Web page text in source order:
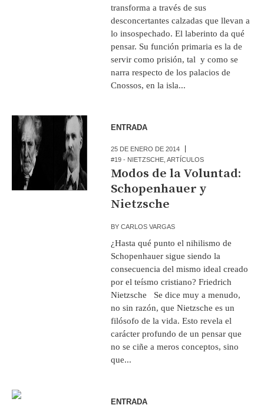
transforma a través de sus
desconcertantes calzadas que llevan a
lo insospechado. El laberinto da qué
pensar. Su función primaria es la de
servir como prisión, tal y como se
narra respecto de los palacios de
Cnossos, en la isla...
ENTRADA
25 DE ENERO DE 2014
#19 - NIETZSCHE ,ARTÍCULOS
Modos de la Voluntad:
Schopenhauer y
Nietzsche
BYCARLOS VARGAS
¿Hasta qué punto el nihilismo de
Schopenhauer sigue siendo la
consecuencia del mismo ideal creado
por el teísmo cristiano? Friedrich
Nietzsche Se dice muy a menudo,
no sin razón, que Nietzsche es un
filósofo de la vida. Esto revela el
carácter profundo de un pensar que
no se ciñe a meros conceptos, sino
que...
ENTRADA